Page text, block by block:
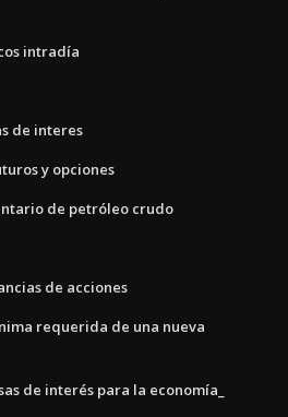
intradía
de interes
y opciones
de petróleo crudo
de acciones
requerida de una nueva
de interés para la economía_